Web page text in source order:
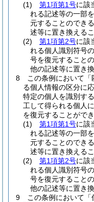
(1)
第1項第1号に該
れる記述等の一部
元することのでき
述等に置き換える
(2)
第1項第2号に該
れる個人識別符号
号を復元すること
他の記述等に置き
8
この条例において「
る個人情報の区分に
特定の個人を識別す
工して得られる個人
を復元することがで
(1)
第1項第1号に該
れる記述等の一部
元することのでき
述等に置き換える
(2)
第1項第2号に該
れる個人識別符号
号を復元すること
他の記述等に置き
9
この条例において